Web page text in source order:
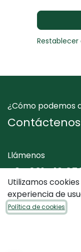
¿Cómo podemos
Llámenos
+34 961 412
Envíenos un
Utilizamos
experiencia de
Política de cookies